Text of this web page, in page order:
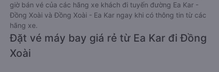
giờ bán vé của các hãng xe khách đi tuyến đường Ea Kar -
Đồng Xoài và Đồng Xoài - Ea Kar ngay khi có thông tin từ các
hãng xe.
Đặt vé máy bay giá rẻ từ Ea Kar đi Đồng
Xoài